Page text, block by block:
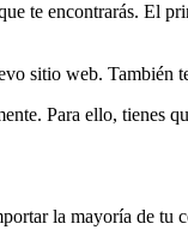
te encontrarás.
sitio web.
Para ello, tienes
la mayoría de tu